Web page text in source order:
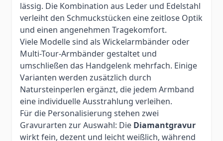
lässig. Die Kombination aus Leder und Edelstahl
verleiht den Schmuckstücken eine zeitlose Optik
und einen angenehmen Tragekomfort.
Viele Modelle sind als Wickelarmbänder oder
Multi-Tour-Armbänder gestaltet und
umschließen das Handgelenk mehrfach. Einige
Varianten werden zusätzlich durch
Natursteinperlen ergänzt, die jedem Armband
eine individuelle Ausstrahlung verleihen.
Für die Personalisierung stehen zwei
Gravurarten zur Auswahl: Die Diamantgravur
wirkt fein, dezent und leicht weißlich, während